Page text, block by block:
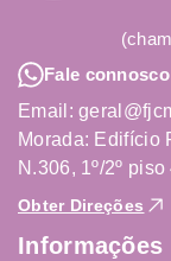
Fale
Email:
Morada: Edifício
N.306, 1º/2º
Obter Direções
Informações